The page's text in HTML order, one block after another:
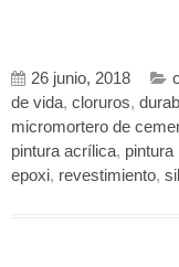
26 junio, 2018
de vida, cloruros,
micromortero de
pintura acrílica, pintura
epoxi, revestimiento,